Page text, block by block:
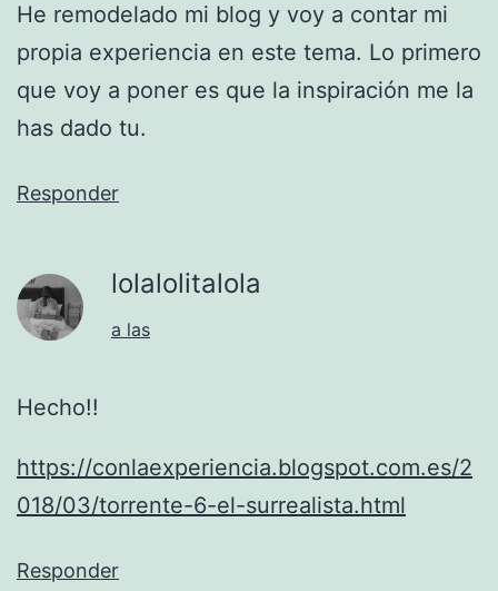
He remodelado mi blog y voy a contar mi
propia experiencia en este tema. Lo primero
que voy a poner es que la inspiración me la
has dado tu.
Responder
lolalolitalola
a las
Hecho!!
https://conlaexperiencia.blogspot.com.es/2
018/03/torrente-6-el-surrealista.html
Responder